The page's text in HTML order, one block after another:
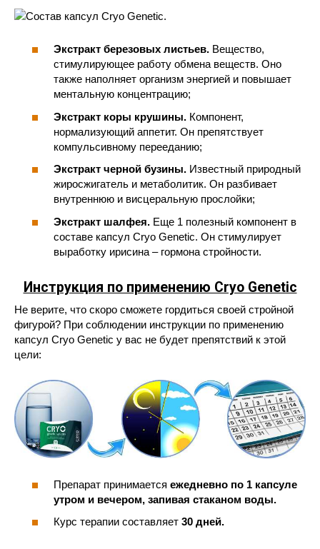
Экстракт березовых листьев. Вещество,
стимулирующее работу обмена веществ. Оно
также наполняет организм энергией и повышает
ментальную концентрацию;
Экстракт коры крушины. Компонент,
нормализующий аппетит. Он препятствует
компульсивному перееданию;
Экстракт черной бузины. Известный природный
жиросжигатель и метаболитик. Он разбивает
внутреннюю и висцеральную прослойки;
Экстракт шалфея. Еще 1 полезный компонент в
составе капсул Cryo Genetic. Он стимулирует
выработку ирисина – гормона стройности.
Инструкция по применению Cryo Genetic
Не верите, что скоро сможете гордиться своей стройной
фигурой? При соблюдении инструкции по применению
капсул Cryo Genetic у вас не будет препятствий к этой
цели:
Препарат принимается ежедневно по 1 капсуле
утром и вечером, запивая стаканом воды.
Курс терапии составляет 30 дней.